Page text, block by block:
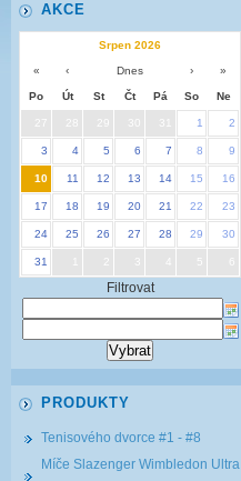
AKCE
Srpen 2026
« ‹ Dnes › »
Po Út St Čt Pá So Ne
27 29 30 31 1 2
3 4 5 6 7 8 9
10 11 12 13 14 15 16
17 18 19 20 21 22 23
24 25 26 27 28 29 30
31 3 5
Filtrovat
PRODUKTY
Tenisového dvorce #1 - #8
Míče Slazenger Wimbledon Ultra